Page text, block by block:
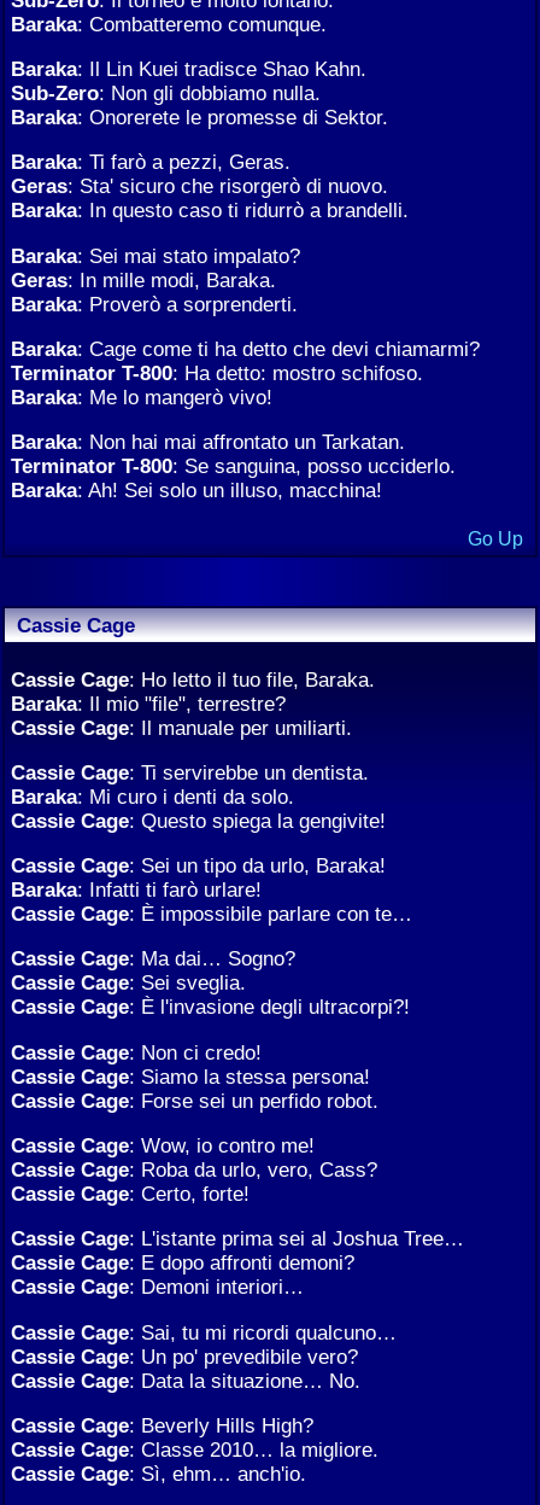
Baraka: Combatteremo comunque.
Baraka: Il Lin Kuei tradisce Shao Kahn.
Sub-Zero: Non gli dobbiamo nulla.
Baraka: Onorerete le promesse di Sektor.
Baraka: Ti farò a pezzi, Geras.
Geras: Sta' sicuro che risorgerò di nuovo.
Baraka: In questo caso ti ridurrò a brandelli.
Baraka: Sei mai stato impalato?
Geras: In mille modi, Baraka.
Baraka: Proverò a sorprenderti.
Baraka: Cage come ti ha detto che devi chiamarmi?
Terminator T-800: Ha detto: mostro schifoso.
Baraka: Me lo mangerò vivo!
Baraka: Non hai mai affrontato un Tarkatan.
Terminator T-800: Se sanguina, posso ucciderlo.
Baraka: Ah! Sei solo un illuso, macchina!
Go Up
Cassie Cage
Cassie Cage: Ho letto il tuo file, Baraka.
Baraka: Il mio "file", terrestre?
Cassie Cage: Il manuale per umiliarti.
Cassie Cage: Ti servirebbe un dentista.
Baraka: Mi curo i denti da solo.
Cassie Cage: Questo spiega la gengivite!
Cassie Cage: Sei un tipo da urlo, Baraka!
Baraka: Infatti ti farò urlare!
Cassie Cage: È impossibile parlare con te…
Cassie Cage: Ma dai… Sogno?
Cassie Cage: Sei sveglia.
Cassie Cage: È l'invasione degli ultracorpi?!
Cassie Cage: Non ci credo!
Cassie Cage: Siamo la stessa persona!
Cassie Cage: Forse sei un perfido robot.
Cassie Cage: Wow, io contro me!
Cassie Cage: Roba da urlo, vero, Cass?
Cassie Cage: Certo, forte!
Cassie Cage: L'istante prima sei al Joshua Tree…
Cassie Cage: E dopo affronti demoni?
Cassie Cage: Demoni interiori…
Cassie Cage: Sai, tu mi ricordi qualcuno…
Cassie Cage: Un po' prevedibile vero?
Cassie Cage: Data la situazione… No.
Cassie Cage: Beverly Hills High?
Cassie Cage: Classe 2010… la migliore.
Cassie Cage: Sì, ehm… anch'io.